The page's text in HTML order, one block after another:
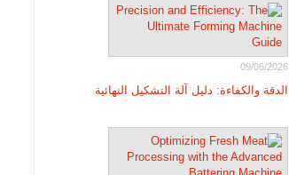
09/06/2026
الدقة والكفاءة: دليل آلة التشكيل النهائية